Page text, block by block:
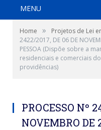
MENU
Home » Projetos de Lei
2422/2017, DE 06 DE
PESSOA (Dispõe sobre a
residenciais e comerciais
providências)
PROCESSO Nº
NOVEMBRO DE